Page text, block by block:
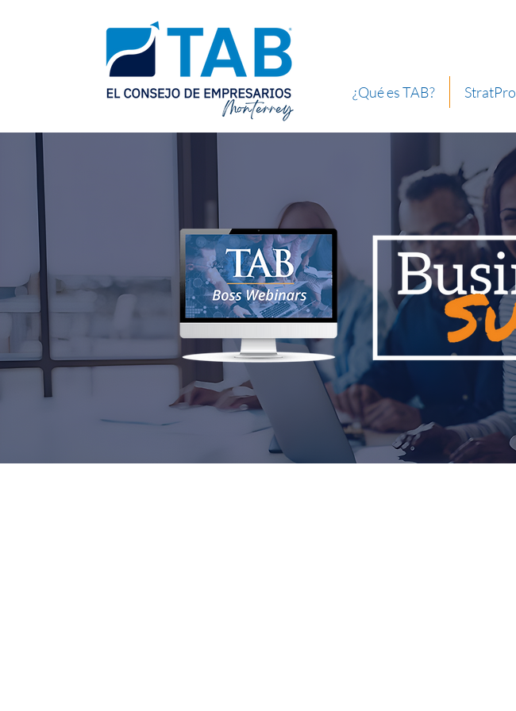
¿Qué es TAB? StratPro